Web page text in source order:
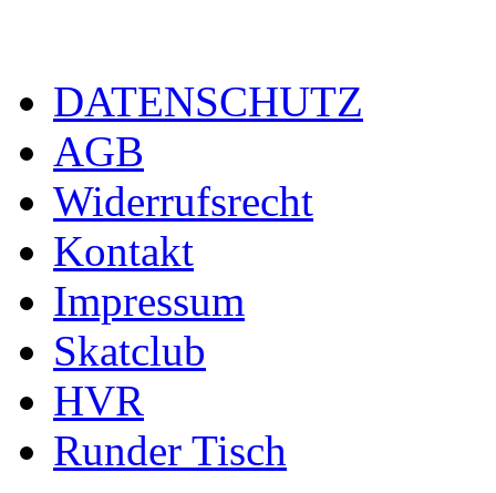
DATENSCHUTZ
AGB
Widerrufsrecht
Kontakt
Impressum
Skatclub
HVR
Runder Tisch